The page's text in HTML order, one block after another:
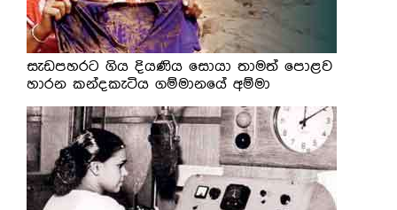
සැඩපහරට ගිය දියණිය සොයා තාමත් පොළව
හාරන කන්දකැටිය ගම්මානයේ අම්මා